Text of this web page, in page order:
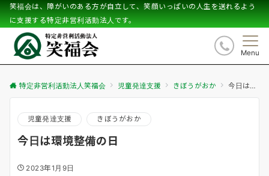
笑福会は、障がいのある方が自立して、笑顔いっぱいの人生を送れるよう
に支援する特定非営利活動法人です。
Menu
特定非営利活動法人笑福会 児童発達支援 きぼうがおか 今日は環境整備の日
児童発達支援 きぼうがおか
今日は環境整備の日
2023年1月9日